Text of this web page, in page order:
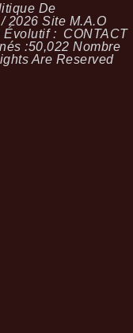
De
2026 Site M.A.O
Évolutif : CONTACT
:50,022 Nombre
Are Reserved